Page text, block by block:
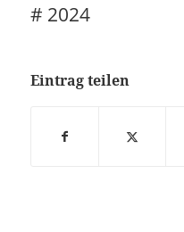
# 2024
Eintrag teilen